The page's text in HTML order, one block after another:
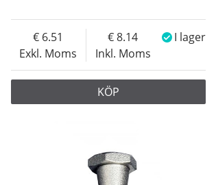
Exkl. Moms
6.51
Inkl. Moms
8.14 I lager
KÖP